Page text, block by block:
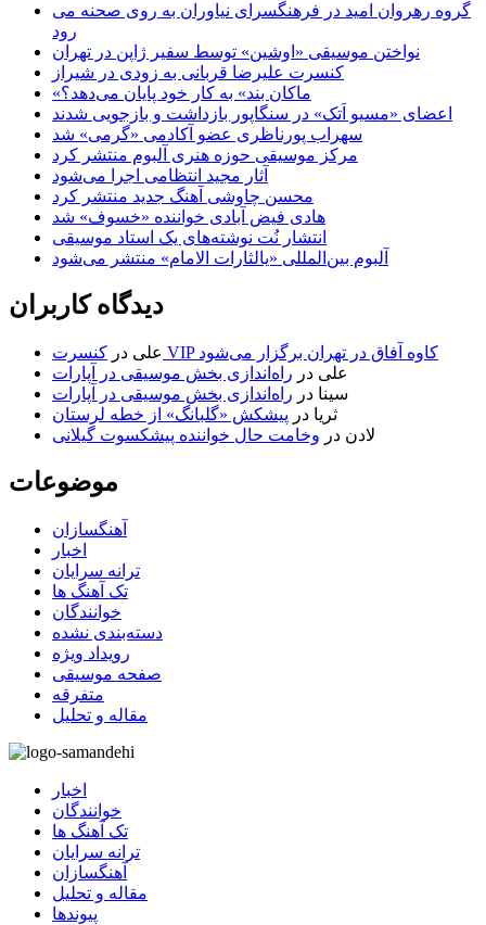
گروه رهروان امید در فرهنگسرای نیاوران به روی صحنه می
رود
نواختن موسیقی «اوشین» توسط سفیر ژاپن در تهران
کنسرت علیرضا قربانی به زودی در شیراز
«ماکان بند» به کار خود پایان می‌دهد؟
اعضای «مسیو اَتک» در سنگاپور بازداشت و بازجویی شدند
سهراب پورناظری عضو آکادمی «گرمی» شد
مرکز موسیقی حوزه هنری آلبوم منتشر کرد
آثار مجید انتظامی اجرا می‌شود
محسن چاوشی آهنگ جدید منتشر کرد
هادی فیض آبادی خواننده «خسوف» شد
انتشار نُت نوشته‌های یک استاد موسیقی
آلبوم بین‌المللی «یالثارات الامام» منتشر می‌شود
دیدگاه کاربران
علی در
کنسرت VIP کاوه آفاق در تهران برگزار می‌شود
علی در راه‌اندازی بخش موسیقی در آپارات
سینا در راه‌اندازی بخش موسیقی در آپارات
ثریا در پیشکش «گلبانگ» از خطه لرستان
لادن در وخامت حال خواننده پیشکسوت گیلانی
موضوعات
آهنگسازان
اخبار
ترانه سرایان
تک آهنگ ها
خوانندگان
دسته‌بندی نشده
رویداد ویژه
صفحه موسیقی
متفرقه
مقاله و تحلیل
اخبار
خوانندگان
تک آهنگ ها
ترانه سرایان
آهنگسازان
مقاله و تحلیل
پیوندها